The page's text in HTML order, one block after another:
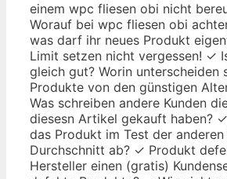
einem wpc fliesen obi nicht
Worauf bei wpc fliesen obi
was darf ihr neues Produkt
Limit setzen nicht vergessen! ✓
gleich gut? Worin unterscheiden
Produkte von den günstigen
Was schreiben andere Kunden
diesesn Artikel gekauft haben?
das Produkt im Test der
Durchschnitt ab? ✓ Produkt
Hersteller einen (gratis)